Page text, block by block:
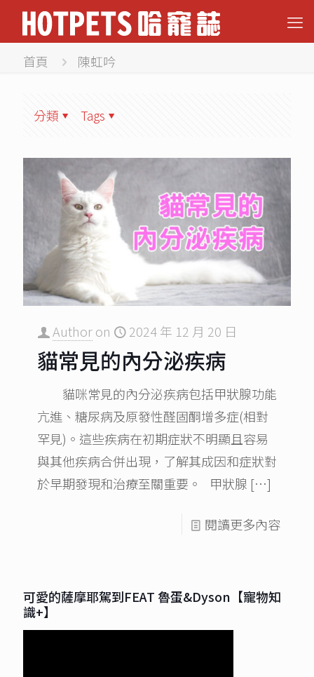
首頁 陳虹吟
分類 Tags
Authoron 2024 年 12 月 20 日
貓常見的內分泌疾病
貓咪常見的內分泌疾病包括甲狀腺功能
亢進、糖尿病及原發性醛固酮增多症(相對
罕見)。這些疾病在初期症狀不明顯且容易
與其他疾病合併出現，了解其成因和症狀對
於早期發現和治療至關重要。 甲狀腺 […]
閱讀更多內容
可愛的薩摩耶駕到FEAT 魯蛋&Dyson【寵物知
識+】